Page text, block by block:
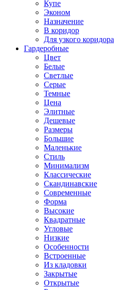
Купе
Эконом
Назначение
В коридор
Для узкого коридора
Гардеробные
Цвет
Белые
Светлые
Серые
Темные
Цена
Элитные
Дешевые
Размеры
Большие
Маленькие
Стиль
Минимализм
Классические
Скандинавские
Современные
Форма
Высокие
Квадратные
Угловые
Низкие
Особенности
Встроенные
Из кладовки
Закрытые
Открытые